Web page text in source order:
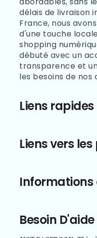
délais de livraison
France, nous
d'une touche
shopping
débuté avec un
transparence et
les besoins de nos
Liens rapides
Liens vers
Besoin D'aide